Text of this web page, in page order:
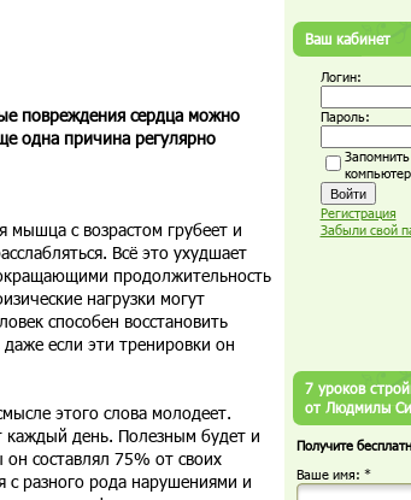
повреждения сердца можно
одна причина регулярно
мышца с возрастом грубеет и
Всё это ухудшает
продолжительность
нагрузки могут
способен восстановить
если эти тренировки он
этого слова молодеет.
каждый день. Полезным будет и
составлял 75% от своих
с разного рода нарушениями и
Ваш кабинет
Логин:
Пароль:
Регистрация
Забыли свой
7 уроков
от Людмилы
Получите
Ваше имя: *